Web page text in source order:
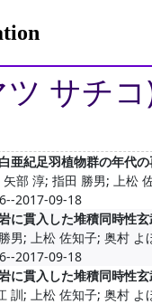
サチコ
亜紀足羽植物群の年代
部 淳; 指田 勝男; 上松
2017-09-18
に貫入した堆積同時性
男; 上松 佐知子; 奥村 よ
2017-09-18
に貫入した堆積同時性
訓; 上松 佐知子; 奥村 よ